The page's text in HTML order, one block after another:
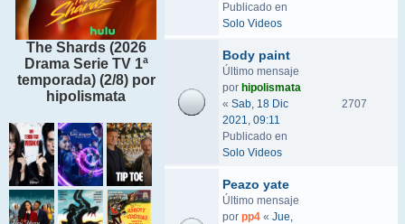
The Shards (2026
Drama Serie TV 1ª
temporada) (2/8) por
hipolismata
Publicado en
Solo Videos
Body paint
Último mensaje
por hipolismata
« Sab, 18 Dic
2021, 09:11
Publicado en
Solo Videos
2707
Peazo yate
Último mensaje
por pp4 « Jue,